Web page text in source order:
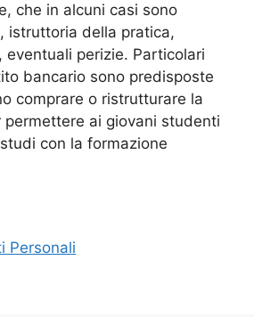
che in alcuni casi sono
istruttoria della pratica,
, eventuali perizie. Particolari
bancario sono predisposte
comprare o ristrutturare la
permettere ai giovani studenti
con la formazione
Personali